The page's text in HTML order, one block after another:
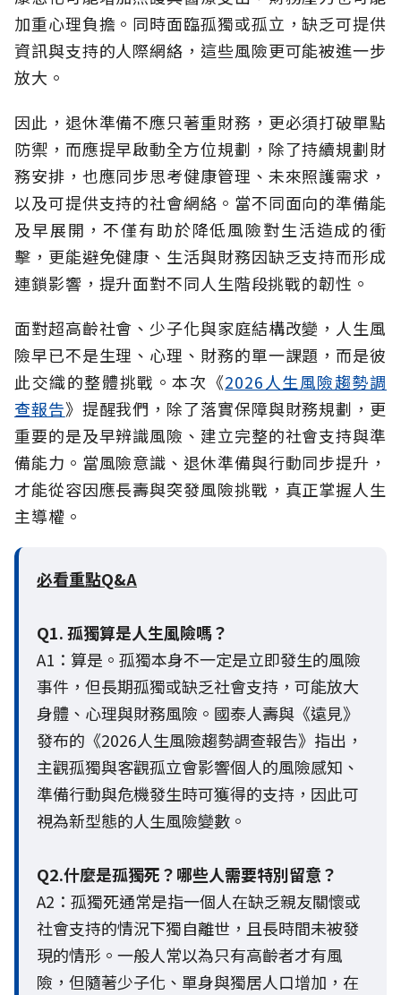
加重心理負擔。同時面臨孤獨或孤立，缺乏可提供
資訊與支持的人際網絡，這些風險更可能被進一步
放大。
因此，退休準備不應只著重財務，更必須打破單點
防禦，而應提早啟動全方位規劃，除了持續規劃財
務安排，也應同步思考健康管理、未來照護需求，
以及可提供支持的社會網絡。當不同面向的準備能
及早展開，不僅有助於降低風險對生活造成的衝
擊，更能避免健康、生活與財務因缺乏支持而形成
連鎖影響，提升面對不同人生階段挑戰的韌性。
面對超高齡社會、少子化與家庭結構改變，人生風
險早已不是生理、心理、財務的單一課題，而是彼
此交織的整體挑戰。本次《2026人生風險趨勢調
查報告》提醒我們，除了落實保障與財務規劃，更
重要的是及早辨識風險、建立完整的社會支持與準
備能力。當風險意識、退休準備與行動同步提升，
才能從容因應長壽與突發風險挑戰，真正掌握人生
主導權。
必看重點Q&A
Q1. 孤獨算是人生風險嗎？
A1：算是。孤獨本身不一定是立即發生的風險
事件，但長期孤獨或缺乏社會支持，可能放大
身體、心理與財務風險。國泰人壽與《遠見》
發布的《2026人生風險趨勢調查報告》指出，
主觀孤獨與客觀孤立會影響個人的風險感知、
準備行動與危機發生時可獲得的支持，因此可
視為新型態的人生風險變數。
Q2.什麼是孤獨死？哪些人需要特別留意？
A2：孤獨死通常是指一個人在缺乏親友關懷或
社會支持的情況下獨自離世，且長時間未被發
現的情形。一般人常以為只有高齡者才有風
險，但隨著少子化、單身與獨居人口增加，在